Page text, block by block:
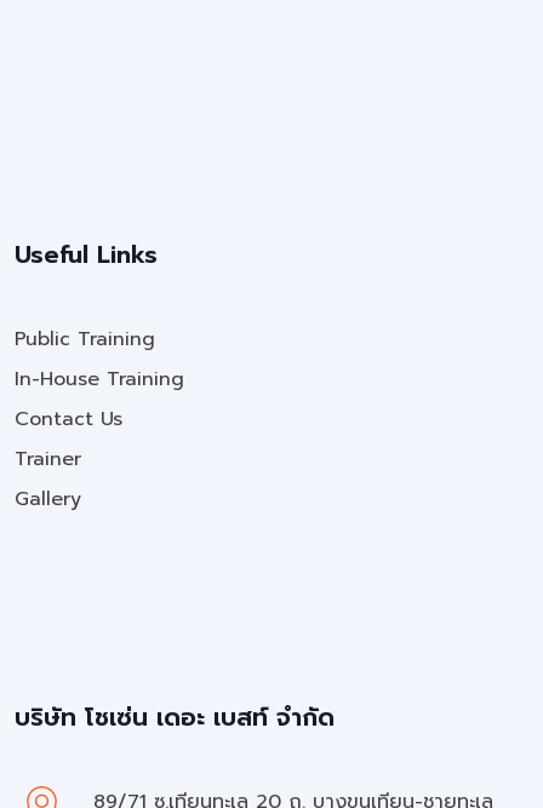
Useful Links
Public Training
In-House Training
Contact Us
Trainer
Gallery
บริษัท โชเซ่น เดอะ เบสท์ จำกัด
89/71 ซ.เทียนทะเล 20 ถ. บางขุนเทียน-ชายทะเล